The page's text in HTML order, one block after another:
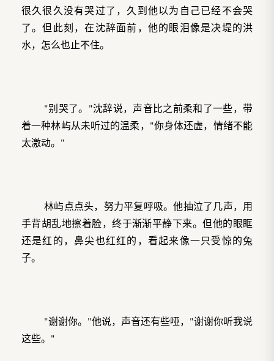
很久很久没有哭过了，久到他以为自己已经不会哭
了。但此刻，在沈辞面前，他的眼泪像是决堤的洪
水，怎么也止不住。
"别哭了。"沈辞说，声音比之前柔和了一些，带
着一种林屿从未听过的温柔，"你身体还虚，情绪不能
太激动。"
林屿点点头，努力平复呼吸。他抽泣了几声，用
手背胡乱地擦着脸，终于渐渐平静下来。但他的眼眶
还是红的，鼻尖也红红的，看起来像一只受惊的兔
子。
"谢谢你。"他说，声音还有些哑，"谢谢你听我说
这些。"